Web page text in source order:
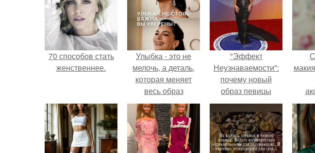
70 способов стать
женственнее.
Улыбка - это не
мелочь, а деталь,
которая меняет
весь образ
человека.
"Эффект
Неузнаваемости":
почему новый
образ певицы
вызвал споры о
гранях
возможного?